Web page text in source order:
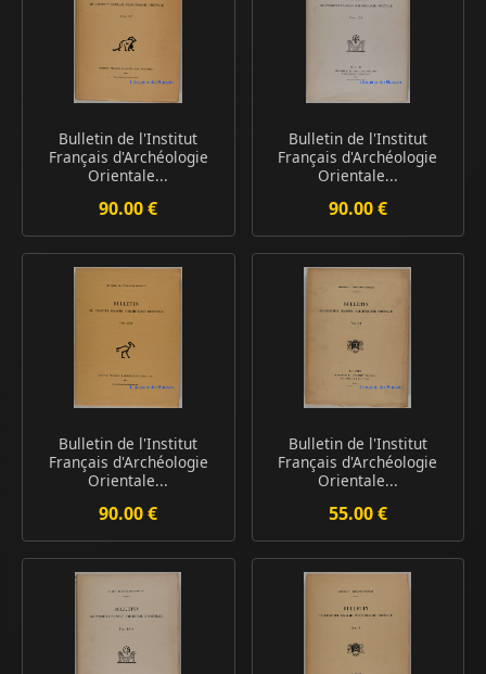
Bulletin de l'Institut
Français d'Archéologie
Orientale...
90.00 €
Bulletin de l'Institut
Français d'Archéologie
Orientale...
90.00 €
Bulletin de l'Institut
Français d'Archéologie
Orientale...
90.00 €
Bulletin de l'Institut
Français d'Archéologie
Orientale...
55.00 €